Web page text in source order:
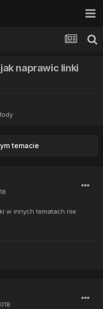
naprawic linki
temacie
w innych tematach nie